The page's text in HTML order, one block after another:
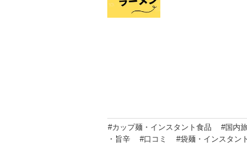
#カップ麺・インスタント食品 #国内
・旨辛
#口コミ #袋麺・インスタン